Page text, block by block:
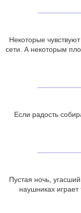
Некоторые
сети. А некоторым
Если радость
Пустая ночь,
наушниках